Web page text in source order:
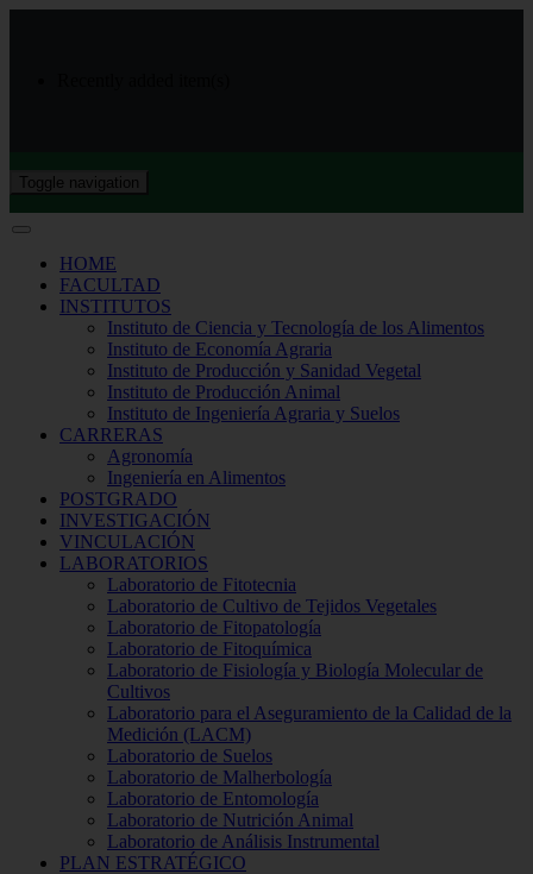
Toggle navigation
HOME
FACULTAD
INSTITUTOS
Instituto de Ciencia y Tecnología de los Alimentos
Instituto de Economía Agraria
Instituto de Producción y Sanidad Vegetal
Instituto de Producción Animal
Instituto de Ingeniería Agraria y Suelos
CARRERAS
Agronomía
Ingeniería en Alimentos
POSTGRADO
INVESTIGACIÓN
VINCULACIÓN
LABORATORIOS
Laboratorio de Fitotecnia
Laboratorio de Cultivo de Tejidos Vegetales
Laboratorio de Fitopatología
Laboratorio de Fitoquímica
Laboratorio de Fisiología y Biología Molecular de
Cultivos
Laboratorio para el Aseguramiento de la Calidad de la
Medición (LACM)
Laboratorio de Suelos
Laboratorio de Malherbología
Laboratorio de Entomología
Laboratorio de Nutrición Animal
Laboratorio de Análisis Instrumental
PLAN ESTRATÉGICO